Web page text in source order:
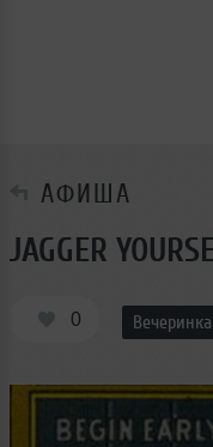
АФИША
JAGGER
0 Вечеринка